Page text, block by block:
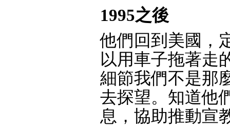
1995之後
他們回到美國，
以用車子拖著走
細節我們不是那
去探望。知道他
息，協助推動宣